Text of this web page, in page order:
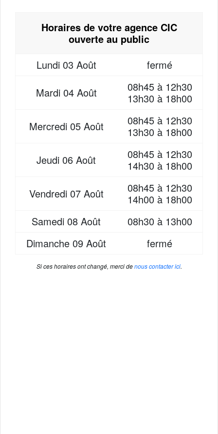
Horaires de votre agence CIC
ouverte au public
Lundi 03 Août
fermé
Mardi 04 Août
08h45 à 12h30
13h30 à 18h00
Mercredi 05 Août
08h45 à 12h30
13h30 à 18h00
Jeudi 06 Août
08h45 à 12h30
14h30 à 18h00
Vendredi 07 Août
08h45 à 12h30
14h00 à 18h00
Samedi 08 Août
08h30 à 13h00
Dimanche 09 Août fermé
Si ces horaires ont changé, merci denous contacter ici.